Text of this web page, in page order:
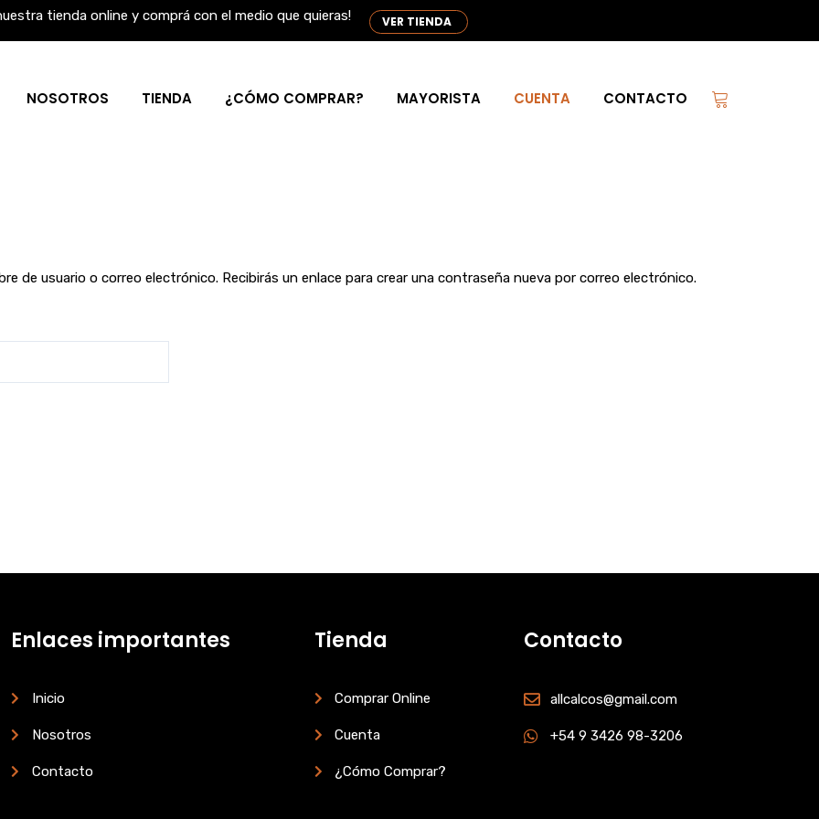
tienda online y comprá con el medio que quieras! VER TIENDA
NOSOTROS TIENDA ¿CÓMO COMPRAR? MAYORISTA CUENTA CONTACTO
de usuario o correo electrónico. Recibirás un enlace para crear una contraseña nueva por correo electrónico.
Enlaces importantes
Inicio
Nosotros
Contacto
Tienda
Comprar Online
Cuenta
¿Cómo Comprar?
Contacto
allcalcos@gmail.com
+54 9 3426 98-3206